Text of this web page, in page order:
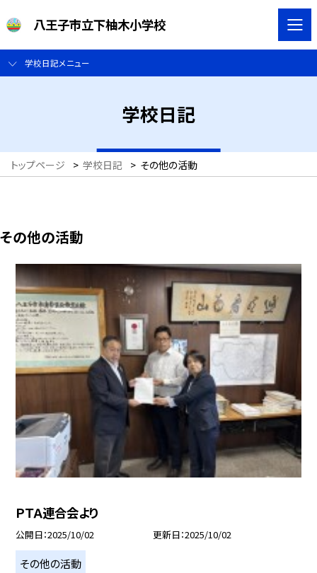
八王子市立下柚木小学校
学校日記メニュー
学校日記
トップページ > 学校日記 > その他の活動
その他の活動
ＰＴＡ連合会より
公開日 2025/10/02 更新日 2025/10/02
その他の活動